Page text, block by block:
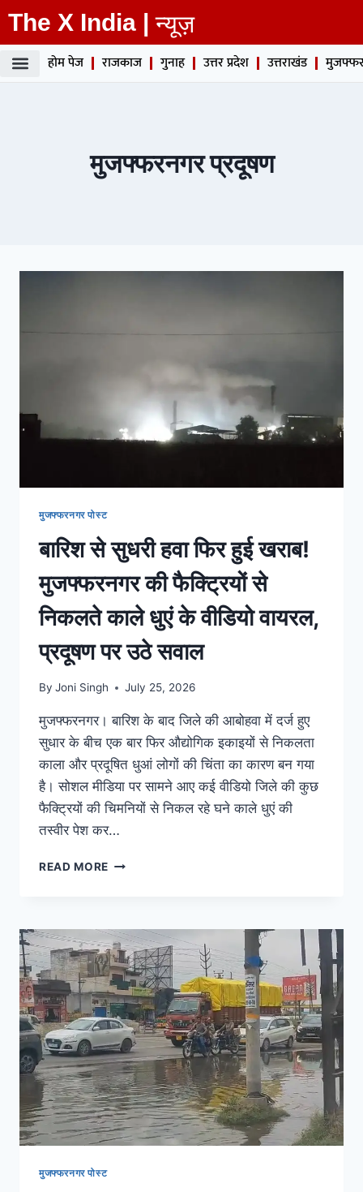
The X India | न्यूज़
होम पेज राजकाज गुनाह उत्तर प्रदेश उत्तराखंड
मुजफ्फरनगर प्रदूषण
मुजफ्फरनगर पोस्ट
बारिश से सुधरी हवा फिर हुई खराब!
मुजफ्फरनगर की फैक्ट्रियों से
निकलते काले धुएं के वीडियो वायरल,
प्रदूषण पर उठे सवाल
By Joni Singh July 25, 2026
मुजफ्फरनगर। बारिश के बाद जिले की आबोहवा में दर्ज हुए
सुधार के बीच एक बार फिर औद्योगिक इकाइयों से निकलता
काला और प्रदूषित धुआं लोगों की चिंता का कारण बन गया
है। सोशल मीडिया पर सामने आए कई वीडियो जिले की कुछ
फैक्ट्रियों की चिमनियों से निकल रहे घने काले धुएं की
तस्वीर पेश कर…
READ MORE
मुजफ्फरनगर पोस्ट